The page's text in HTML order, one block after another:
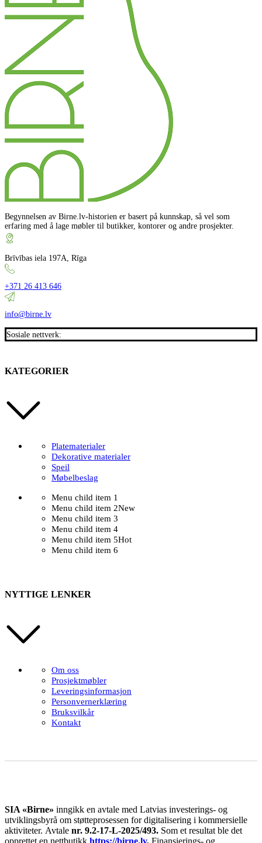
Begynnelsen av Birne.lv-historien er basert på kunnskap, så vel som
erfaring med å lage møbler til butikker, kontorer og andre prosjekter.
Brīvības iela 197A, Rīga
+371 26 413 646
info@birne.lv
Sosiale nettverk:
KATEGORIER
Platematerialer
Dekorative materialer
Speil
Møbelbeslag
Menu child item 1
Menu child item 2New
Menu child item 3
Menu child item 4
Menu child item 5Hot
Menu child item 6
NYTTIGE LENKER
Om oss
Prosjektmøbler
Leveringsinformasjon
Personvernerklæring
Bruksvilkår
Kontakt
SIA «Birne» inngikk en avtale med Latvias investerings- og
utviklingsbyrå om støtteprosessen for digitalisering i kommersielle
aktiviteter. Avtale nr. 9.2-17-L-2025/493. Som et resultat ble det
opprettet en nettbutikk https://birne.lv. Finansierings- og